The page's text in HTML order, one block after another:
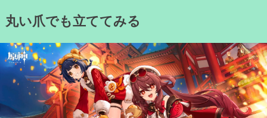
to丸い爪でも立ててみる